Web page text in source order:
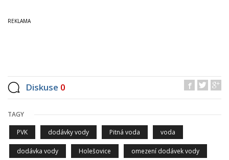
Diskuse 0
TAGY
PVK dodávky vody Pitná voda voda
dodávka vody Holešovice omezení dodávek vody